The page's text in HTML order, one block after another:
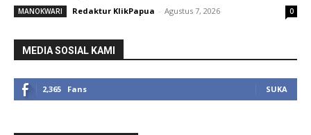
MANOKWARI Redaktur KlikPapua - Agustus 7, 2026 0
MEDIA SOSIAL KAMI
2,365 Fans SUKA